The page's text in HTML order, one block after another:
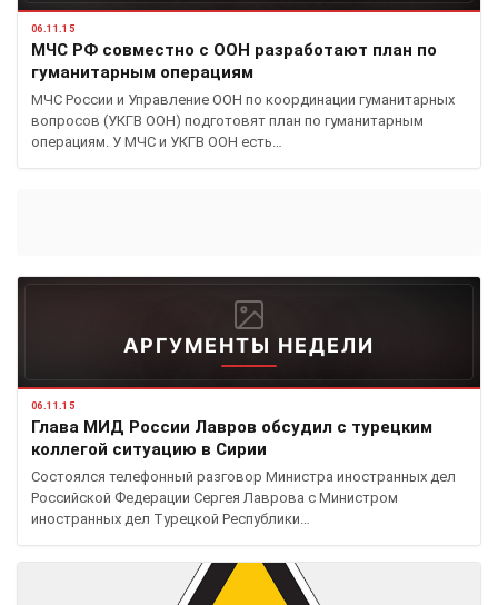
06.11.15
МЧС РФ совместно с ООН разработают план по
гуманитарным операциям
МЧС России и Управление ООН по координации гуманитарных
вопросов (УКГВ ООН) подготовят план по гуманитарным
операциям. У МЧС и УКГВ ООН есть…
АРГУМЕНТЫ НЕДЕЛИ
06.11.15
Глава МИД России Лавров обсудил с турецким
коллегой ситуацию в Сирии
Состоялся телефонный разговор Министра иностранных дел
Российской Федерации Сергея Лаврова с Министром
иностранных дел Турецкой Республики…